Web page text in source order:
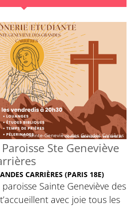
© Sainte-Geneviève des Grandes Carrières
Ste Geneviève
CARRIÈRES (PARIS 18E)
Sainte Geneviève des
avec joie tous les